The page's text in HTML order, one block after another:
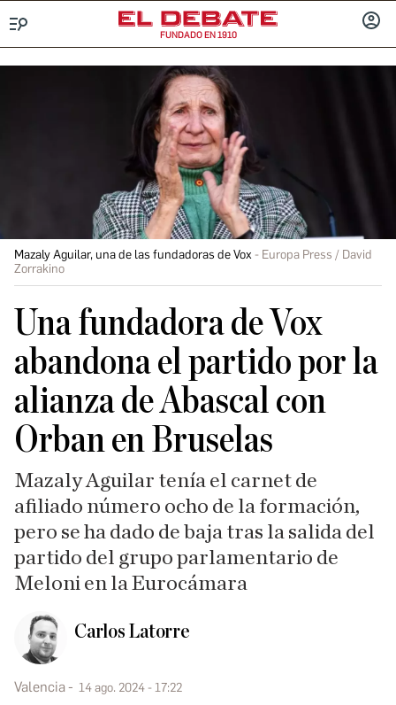
FUNDADO EN 1910
Mazaly Aguilar, una de las fundadoras de Vox
Europa Press / David
Zorrakino
Una fundadora de Vox
abandona el partido por la
alianza de Abascal con
Orban en Bruselas
Mazaly Aguilar tenía el carnet de
afiliado número ocho de la formación,
pero se ha dado de baja tras la salida del
partido del grupo parlamentario de
Meloni en la Eurocámara
Carlos Latorre
Valencia 14 ago. 2024 - 17:22